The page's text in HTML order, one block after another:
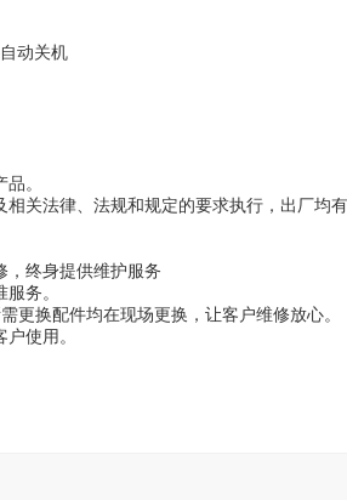
动关机
。
关法律、法规和规定的要求执行，出厂均有
，终身提供维护服务
服务。
更换配件均在现场更换，让客户维修放心。
使用。